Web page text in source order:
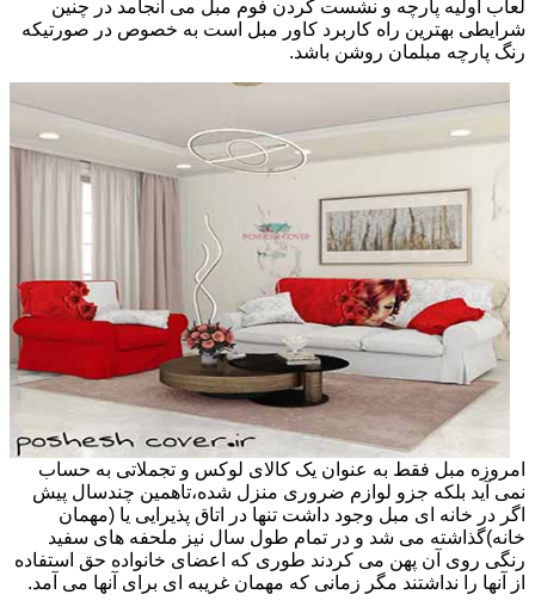
لعاب اولیه پارچه و نشست کردن فوم مبل می انجامد در چنین
شرایطی بهترین راه کاربرد کاور مبل است به خصوص در صورتیکه
رنگ پارچه مبلمان روشن باشد.
امروزه مبل فقط به عنوان یک کالای لوکس و تجملاتی به حساب
نمی آید بلکه جزو لوازم ضروری منزل شده،تاهمین چندسال پیش
اگر در خانه ای مبل وجود داشت تنها در اتاق پذیرایی یا (مهمان
خانه)گذاشته می شد و در تمام طول سال نیز ملحفه های سفید
رنگی روی آن پهن می کردند طوری که اعضای خانواده حق استفاده
از آنها را نداشتند مگر زمانی که مهمان غریبه ای برای آنها می آمد.